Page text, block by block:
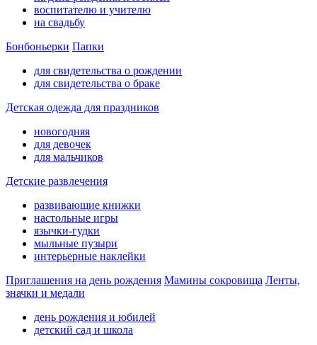
воспитателю и учителю
на свадьбу
Бонбоньерки Папки
для свидетельства о рождении
для свидетельства о браке
Детская одежда для праздников
новогодняя
для девочек
для мальчиков
Детские развлечения
развивающие книжки
настольные игры
язычки-гудки
мыльные пузыри
интерьерные наклейки
Приглашения на день рождения Мамины сокровища Ленты,
значки и медали
день рождения и юбилей
детский сад и школа